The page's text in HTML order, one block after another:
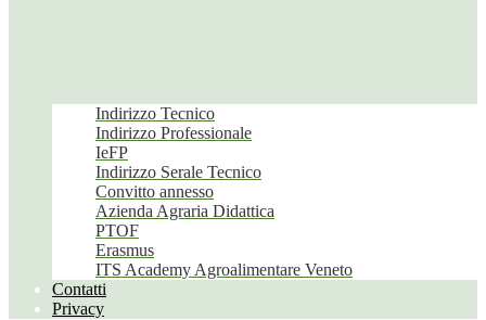
Indirizzo Tecnico
Indirizzo Professionale
IeFP
Indirizzo Serale Tecnico
Convitto annesso
Azienda Agraria Didattica
PTOF
Erasmus
ITS Academy Agroalimentare Veneto
Contatti
Privacy